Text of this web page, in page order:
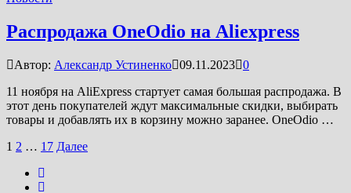
Распродажа OneOdio на Aliexpress
Автор: Александр Устиненко 09.11.2023 0
11 ноября на AliExpress стартует самая большая распродажа. В
этот день покупателей ждут максимальные скидки, выбирать
товары и добавлять их в корзину можно заранее. OneOdio …
Пагинация
записей
1 2 … 17 Далее